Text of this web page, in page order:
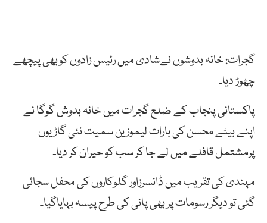
گجرات: خانہ بدوشوں نےشادی میں رئیس زادوں کوبھی پیچھے
چھوڑ دیا۔
پاکستانی پنجاب کے ضلع گجرات میں خانہ بدوش گوگا نے
اپنے بیٹے محسن کی بارات لیموزین سمیت نئی گاڑیوں
پرمشتمل قافلے میں لے جا کر سب کو حیران کر دیا۔
مہندی کی تقریب میں ڈانسرزاور گلوکاروں کی محفل سجائی
گئی تو دیگر رسومات پر بھی پانی کی طرح پیسہ بہایاگیا۔